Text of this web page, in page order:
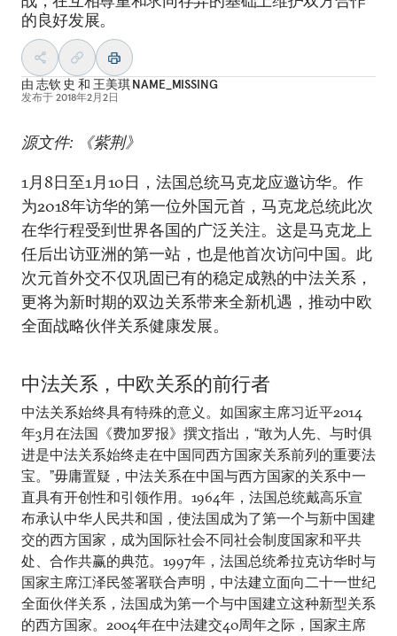
的良好发展。
由 志钦 史 和 王美琪 NAME_MISSING
发布于 2018年2月2日
源文件: 《紫荆》
1月8日至1月10日，法国总统马克龙应邀访华。作
为2018年访华的第一位外国元首，马克龙总统此次
在华行程受到世界各国的广泛关注。这是马克龙上
任后出访亚洲的第一站，也是他首次访问中国。此
次元首外交不仅巩固已有的稳定成熟的中法关系，
更将为新时期的双边关系带来全新机遇，推动中欧
全面战略伙伴关系健康发展。
中法关系，中欧关系的前行者
中法关系始终具有特殊的意义。如国家主席习近平2014
年3月在法国《费加罗报》撰文指出，“敢为人先、与时俱
进是中法关系始终走在中国同西方国家关系前列的重要法
宝。”毋庸置疑，中法关系在中国与西方国家的关系中一
直具有开创性和引领作用。1964年，法国总统戴高乐宣
布承认中华人民共和国，使法国成为了第一个与新中国建
交的西方国家，成为国际社会不同社会制度国家和平共
处、合作共赢的典范。1997年，法国总统希拉克访华时与
国家主席江泽民签署联合声明，中法建立面向二十一世纪
全面伙伴关系，法国成为第一个与中国建立这种新型关系
的西方国家。2004年在中法建交40周年之际，国家主席